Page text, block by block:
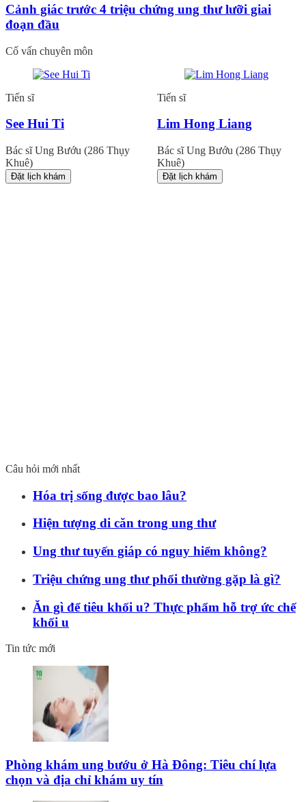
Cảnh giác trước 4 triệu chứng ung thư lưỡi giai
đoạn đầu
Cố vấn chuyên môn
Tiến sĩ
See Hui Ti
Bác sĩ Ung Bướu (286 Thụy
Khuê)
Đặt lịch khám
Tiến sĩ
Lim Hong Liang
Bác sĩ Ung Bướu (286 Thụy
Khuê)
Đặt lịch khám
Câu hỏi mới nhất
Hóa trị sống được bao lâu?
Hiện tượng di căn trong ung thư
Ung thư tuyến giáp có nguy hiểm không?
Triệu chứng ung thư phổi thường gặp là gì?
Ăn gì để tiêu khối u? Thực phẩm hỗ trợ ức chế
khối u
Tin tức mới
Phòng khám ung bướu ở Hà Đông: Tiêu chí lựa
chọn và địa chỉ khám uy tín